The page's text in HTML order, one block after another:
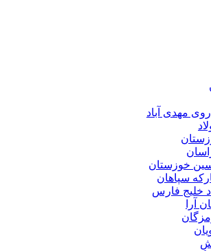
مهدی آباد
خوزستان
سپاهان
خلیج فارس
آرا